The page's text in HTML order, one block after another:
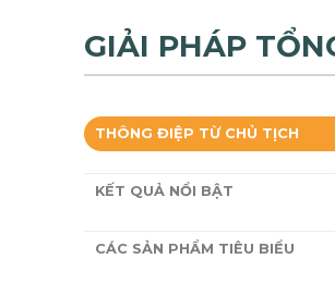
GIẢI PHÁP
THÔNG ĐIỆP TỪ CHỦ TỊCH
KẾT QUẢ NỔI BẬT
CÁC SẢN PHẨM TIÊU BIỂU